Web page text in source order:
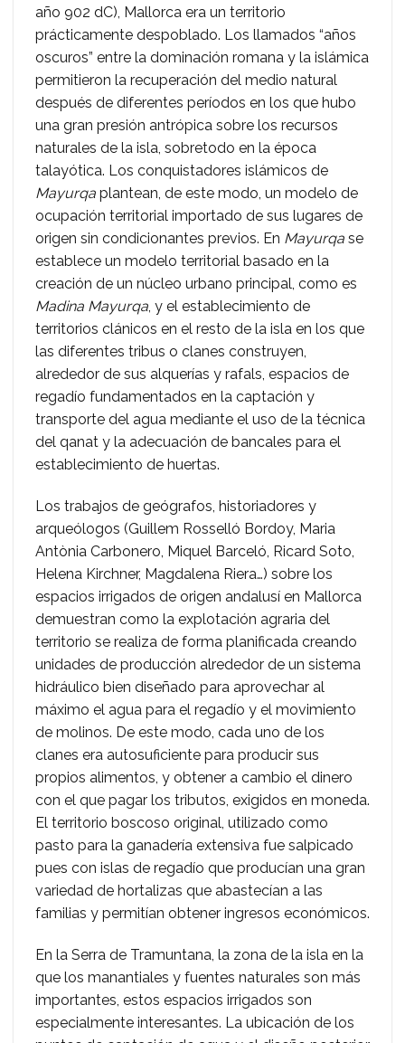
año 902 dC), Mallorca era un territorio
prácticamente despoblado. Los llamados “años
oscuros” entre la dominación romana y la islámica
permitieron la recuperación del medio natural
después de diferentes períodos en los que hubo
una gran presión antrópica sobre los recursos
naturales de la isla, sobretodo en la época
talayótica. Los conquistadores islámicos de
Mayurqa plantean, de este modo, un modelo de
ocupación territorial importado de sus lugares de
origen sin condicionantes previos. En Mayurqa se
establece un modelo territorial basado en la
creación de un núcleo urbano principal, como es
Madina Mayurqa, y el establecimiento de
territorios clánicos en el resto de la isla en los que
las diferentes tribus o clanes construyen,
alrededor de sus alquerías y rafals, espacios de
regadío fundamentados en la captación y
transporte del agua mediante el uso de la técnica
del qanat y la adecuación de bancales para el
establecimiento de huertas.
Los trabajos de geógrafos, historiadores y
arqueólogos (Guillem Rosselló Bordoy, Maria
Antònia Carbonero, Miquel Barceló, Ricard Soto,
Helena Kirchner, Magdalena Riera…) sobre los
espacios irrigados de origen andalusí en Mallorca
demuestran como la explotación agraria del
territorio se realiza de forma planificada creando
unidades de producción alrededor de un sistema
hidráulico bien diseñado para aprovechar al
máximo el agua para el regadío y el movimiento
de molinos. De este modo, cada uno de los
clanes era autosuficiente para producir sus
propios alimentos, y obtener a cambio el dinero
con el que pagar los tributos, exigidos en moneda.
El territorio boscoso original, utilizado como
pasto para la ganadería extensiva fue salpicado
pues con islas de regadío que producían una gran
variedad de hortalizas que abastecían a las
familias y permitían obtener ingresos económicos.
En la Serra de Tramuntana, la zona de la isla en la
que los manantiales y fuentes naturales son más
importantes, estos espacios irrigados son
especialmente interesantes. La ubicación de los